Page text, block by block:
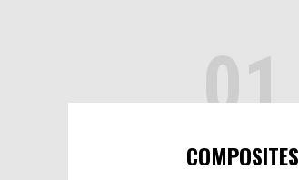
01
COMPOSITES